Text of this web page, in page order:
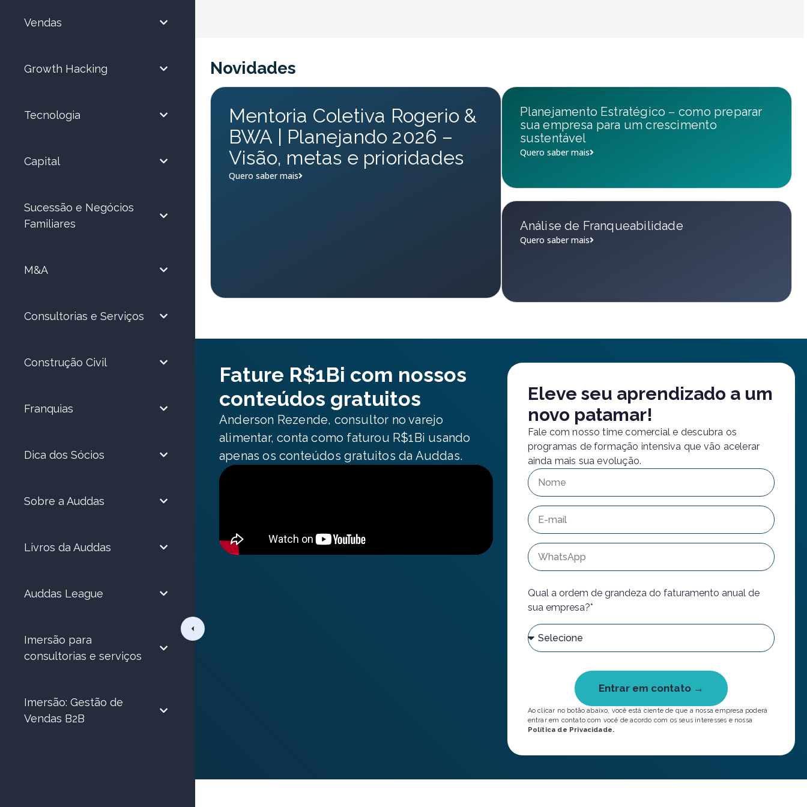
Novidades
Mentoria Coletiva Rogerio &
BWA | Planejando 2026 –
Visão, metas e prioridades
Quero saber mais
Planejamento Estratégico – como preparar
sua empresa para um crescimento
sustentável
Quero saber mais
Análise de Franqueabilidade
Quero saber mais
Fature R$1Bi com nossos
conteúdos gratuitos
Anderson Rezende, consultor no varejo
alimentar, conta como faturou R$1Bi usando
apenas os conteúdos gratuitos da Auddas.
Eleve seu aprendizado a um
novo patamar!
Fale com nosso time comercial e descubra os
programas de formação intensiva que vão acelerar
ainda mais sua evolução.
Qual a ordem de grandeza do faturamento anual de
sua empresa?*
Entrar em contato →
Ao clicar no botão abaixo, você está ciente de que a nossa empresa poderá
entrar em contato com você de acordo com os seus interesses e nossa
Política de Privacidade.
Vendas
Growth Hacking
Tecnologia
Capital
Sucessão e Negócios
Familiares
M&A
Consultorias e Serviços
Construção Civil
Franquias
Dica dos Sócios
Sobre a Auddas
Livros da Auddas
Auddas League
Imersão para
consultorias e serviços
Imersão: Gestão de
Vendas B2B